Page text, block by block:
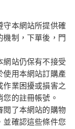
守本網站所提供確
機制，下單後，門
網站仍保有不接受
使用本網站訂購產
作業困擾或損害之
的註冊帳號。
閱了本網站的購物
並確認這些條件您